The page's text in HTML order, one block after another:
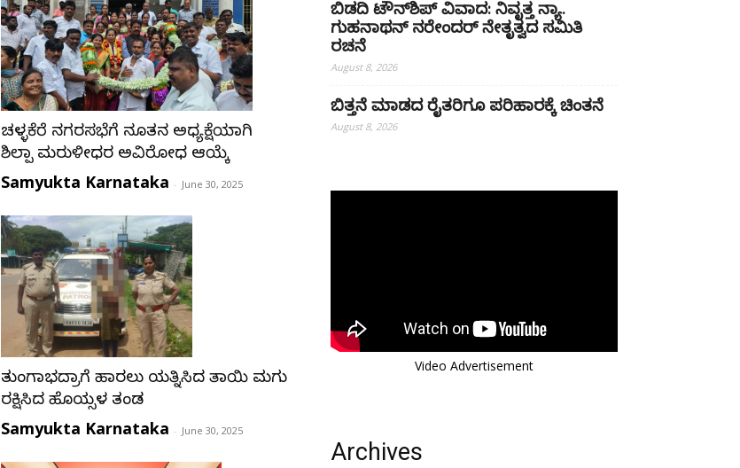
ಚಳ್ಳಕೆರೆ ನಗರಸಭೆಗೆ ನೂತನ ಅಧ್ಯಕ್ಷೆಯಾಗಿ
ಶಿಲ್ಪಾ ಮರುಳೀಧರ ಅವಿರೋಧ ಆಯ್ಕೆ
Samyukta Karnataka - June 30, 2025
ತುಂಗಾಭದ್ರಾಗೆ ಹಾರಲು ಯತ್ನಿಸಿದ ತಾಯಿ ಮಗು
ರಕ್ಷಿಸಿದ ಹೊಯ್ಸಳ ತಂಡ
Samyukta Karnataka - June 30, 2025
ಬಿಡದಿ ಟೌನ್‌ಶಿಪ್ ವಿವಾದ: ನಿವೃತ್ತ ನ್ಯಾ.
ಗುಹನಾಥನ್ ನರೇಂದರ್ ನೇತೃತ್ವದ ಸಮಿತಿ
ರಚನೆ
August 8, 2026
ಬಿತ್ತನೆ ಮಾಡದ ರೈತರಿಗೂ ಪರಿಹಾರಕ್ಕೆ ಚಿಂತನೆ
August 8, 2026
Video Advertisement
Archives